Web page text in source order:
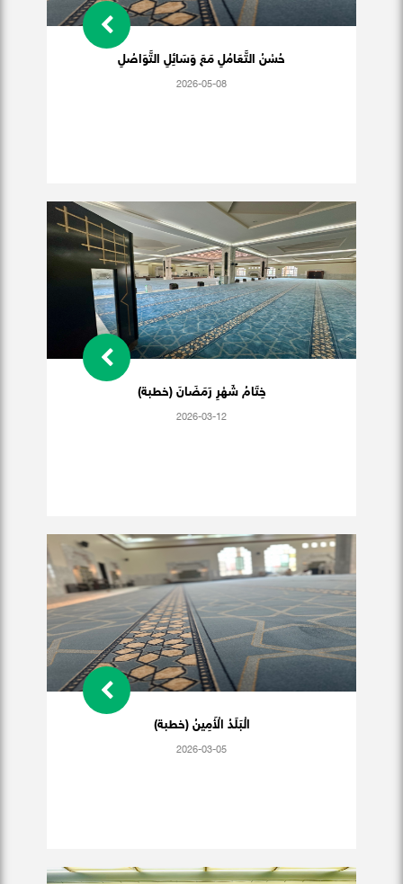
حُسْنُ التَّعَامُلِ مَعَ وَسَائِلِ التَّوَاصُلِ
2026-05-08
خِتَامُ شَهْرِ رَمَضَانَ (خطبة)
2026-03-12
الْبَلَدُ الْأَمِينُ (خطبة)
2026-03-05